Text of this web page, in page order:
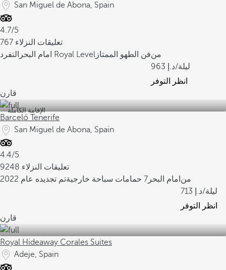
San Miguel de Abona, Spain
4.7/5
767 تعليقات النزلاء
امام البحر
التفرد Royal Level فن الطهو الممتازمن
963
/ليلة
انظر التوفر
قارن
الإقامة الكاملة
Barceló Tenerife
San Miguel de Abona, Spain
4.4/5
9248 تعليقات النزلاء
امام البحر 7 حمامات سباحة خارجية تم تجديده عام 2022
من
713
/ليلة
انظر التوفر
قارن
Royal Hideaway Corales Suites
Adeje, Spain